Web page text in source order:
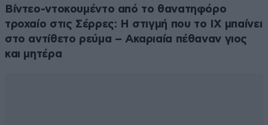
Βίντεο-ντοκουμέντο από το θανατηφόρο
τροχαίο στις Σέρρες: Η στιγμή που το ΙΧ μπαίνει
στο αντίθετο ρεύμα – Ακαριαία πέθαναν γιος
και μητέρα